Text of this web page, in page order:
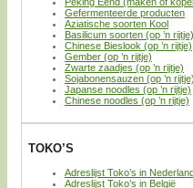
Gefermenteerde producten
Aziatische soorten Kool
Basilicum soorten (op ’n rijtje)
Chinese Bieslook (op ’n rijtje)
Gember (op ’n rijtje)
Zwarte zaadjes (op ’n rijtje)
Sojabonensauzen (op ’n rijtje)
Japanse noodles (op ’n rijtje)
Chinese noodles (op ’n rijtje)
TOKO’S
Adreslijst Toko’s in Nederland
Adreslijst Toko’s in België